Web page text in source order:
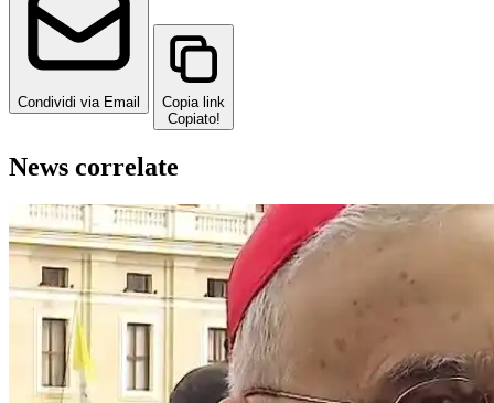
Condividi via Email
Copia link
Copiato!
News correlate